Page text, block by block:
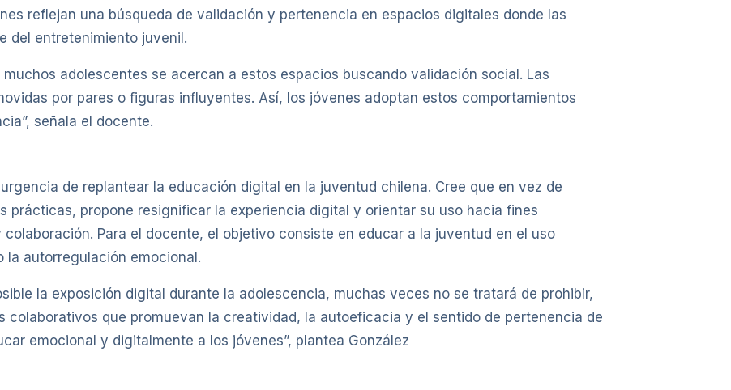
reflejan una búsqueda de validación y pertenencia en espacios digitales donde las
del entretenimiento juvenil.
adolescentes se acercan a estos espacios buscando validación social. Las
por pares o figuras influyentes. Así, los jóvenes adoptan estos comportamientos
señala el docente.
de replantear la educación digital en la juventud chilena. Cree que en vez de
prácticas, propone resignificar la experiencia digital y orientar su uso hacia fines
Para el docente, el objetivo consiste en educar a la juventud en el uso
autorregulación emocional.
la exposición digital durante la adolescencia, muchas veces no se tratará de prohibir,
colaborativos que promuevan la creatividad, la autoeficacia y el sentido de pertenencia de
emocional y digitalmente a los jóvenes”, plantea González